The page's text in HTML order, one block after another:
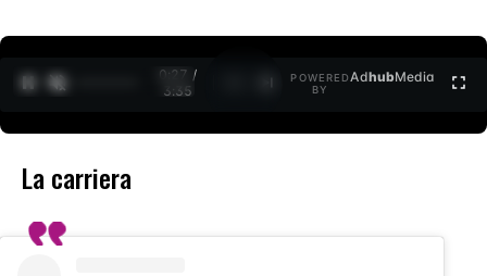
0:27 /
3:35
POWERED
BY
AdhubMedia
La carriera